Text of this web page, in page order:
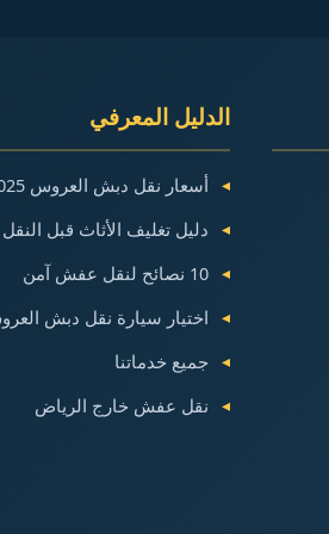
الدليل المعرفي
أسعار نقل دبش العروس 2025
دليل تغليف الأثاث قبل النقل
10 نصائح لنقل عفش آمن
اختيار سيارة نقل دبش
جميع خدماتنا
نقل عفش خارج الرياض